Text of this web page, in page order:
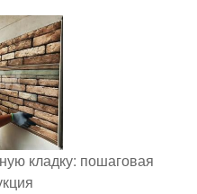
кладку: пошаговая